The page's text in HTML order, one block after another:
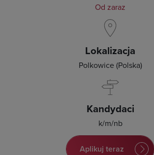
Od zaraz
Lokalizacja
Polkowice (Polska)
Kandydaci
k/m/nb
Aplikuj teraz